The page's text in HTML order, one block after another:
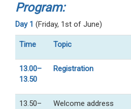
Program:
Day 1 (Friday, 1st of June)
Time Topic
13.00–
13.50
Registration
13.50–
Welcome address